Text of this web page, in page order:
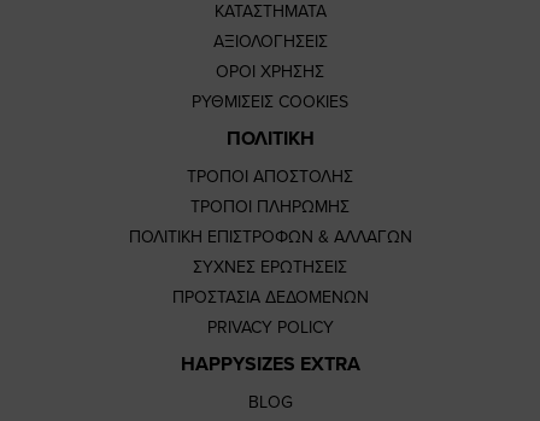
ΚΑΤΑΣΤΗΜΑΤΑ
ΑΞΙΟΛΟΓΗΣΕΙΣ
ΟΡΟΙ ΧΡΗΣΗΣ
ΡΥΘΜΙΣΕΙΣ COOKIES
ΠΟΛΙΤΙΚΗ
ΤΡΟΠΟΙ ΑΠΟΣΤΟΛΗΣ
ΤΡΟΠΟΙ ΠΛΗΡΩΜΗΣ
ΠΟΛΙΤΙΚΗ ΕΠΙΣΤΡΟΦΩΝ & ΑΛΛΑΓΩΝ
ΣΥΧΝΕΣ ΕΡΩΤΗΣΕΙΣ
ΠΡΟΣΤΑΣΙΑ ΔΕΔΟΜΕΝΩΝ
PRIVACY POLICY
HAPPYSIZES EXTRA
BLOG